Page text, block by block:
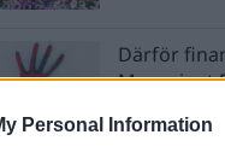
Personal Information
Därför
Magasinet